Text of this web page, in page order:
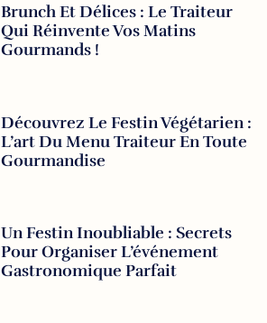
Brunch Et Délices : Le Traiteur
Qui Réinvente Vos Matins
Gourmands !
Découvrez Le Festin Végétarien :
L’art Du Menu Traiteur En Toute
Gourmandise
Un Festin Inoubliable : Secrets
Pour Organiser L’événement
Gastronomique Parfait